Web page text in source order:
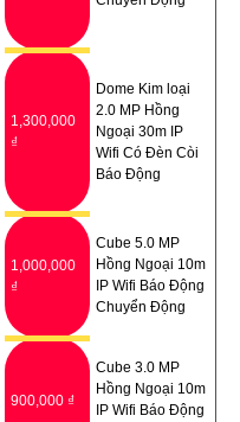
1,300,000
₫
Dome Kim loại
2.0 MP Hồng
Ngoại 30m IP
Wifi Có Ðèn Còi
Báo Động
1,000,000
₫
Cube 5.0 MP
Hồng Ngoại 10m
IP Wifi Báo Động
Chuyển Động
900,000 ₫
Cube 3.0 MP
Hồng Ngoại 10m
IP Wifi Báo Động